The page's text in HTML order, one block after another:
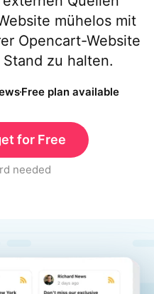
mühelos mit
Opencart-Website
zu halten.
Free plan available
for Free
needed